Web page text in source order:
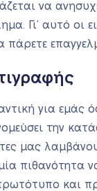
να
Γι’ αυτό
πάρετε
για εμάς
την
μας
πιθανότητα
και